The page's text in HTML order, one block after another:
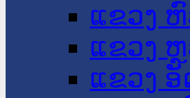
ແຂວງ
ແຂວງ ຫຼ
ແຂວງ